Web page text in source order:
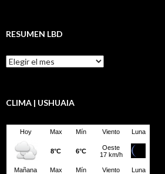
RESUMEN LBD
Resumen
LBD
CLIMA | USHUAIA